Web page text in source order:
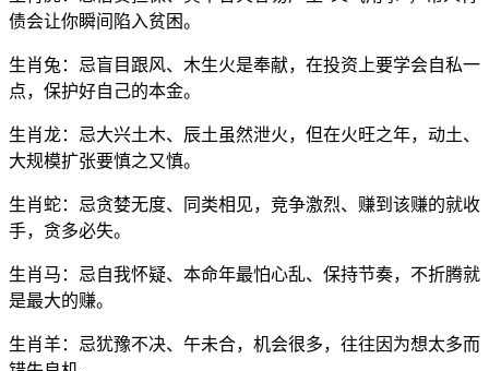
债会让你瞬间陷入贫困。
生肖兔：忌盲目跟风、木生火是奉献，在投资上要学会自私一
点，保护好自己的本金。
生肖龙：忌大兴土木、辰土虽然泄火，但在火旺之年，动土、
大规模扩张要慎之又慎。
生肖蛇：忌贪婪无度、同类相见，竞争激烈、赚到该赚的就收
手，贪多必失。
生肖马：忌自我怀疑、本命年最怕心乱、保持节奏，不折腾就
是最大的赚。
生肖羊：忌犹豫不决、午未合，机会很多，往往因为想太多而